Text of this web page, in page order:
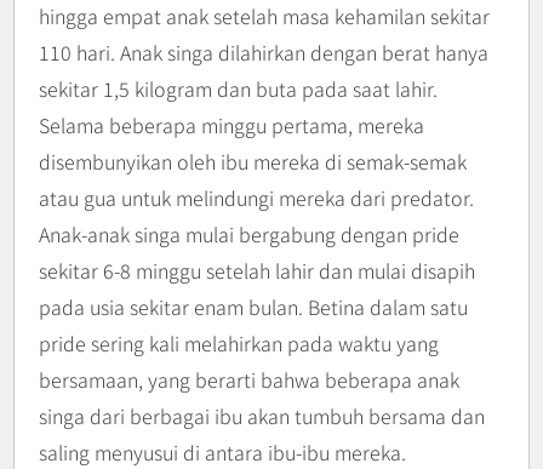
hingga empat anak setelah masa kehamilan sekitar
110 hari. Anak singa dilahirkan dengan berat hanya
sekitar 1,5 kilogram dan buta pada saat lahir.
Selama beberapa minggu pertama, mereka
disembunyikan oleh ibu mereka di semak-semak
atau gua untuk melindungi mereka dari predator.
Anak-anak singa mulai bergabung dengan pride
sekitar 6-8 minggu setelah lahir dan mulai disapih
pada usia sekitar enam bulan. Betina dalam satu
pride sering kali melahirkan pada waktu yang
bersamaan, yang berarti bahwa beberapa anak
singa dari berbagai ibu akan tumbuh bersama dan
saling menyusui di antara ibu-ibu mereka.